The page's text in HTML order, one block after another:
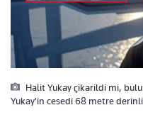
Halit Yukay çikarildi mi,
Yukay'in cesedi 68 metre